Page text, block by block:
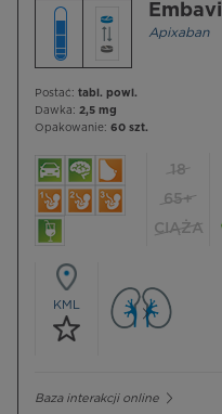
Embavi
Apixaban
Postać: tabl. powl.
Dawka: 2,5 mg
Opakowanie: 60 szt.
18
65+
CIĄŻA
KML
Baza interakcji online